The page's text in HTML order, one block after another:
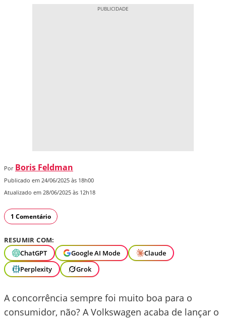
Por Boris Feldman
Publicado em 24/06/2025 às 18h00
Atualizado em 28/06/2025 às 12h18
1 Comentário
RESUMIR COM:
ChatGPT
Google AI Mode
Claude
Perplexity
Grok
A concorrência sempre foi muito boa para o
consumidor, não? A Volkswagen acaba de lançar o